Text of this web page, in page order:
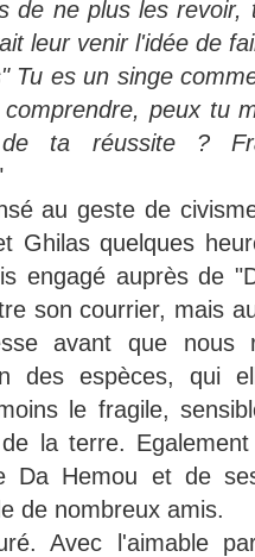
de ne plus les revoir,
leur venir l'idée de
Tu es un singe
peux tu
ta réussite ?
au geste de
Ghilas quelques
engagé auprès de
son courrier, mais
avant que nous
des espèces, qui
le fragile,
la terre.
Da Hemou et de
de nombreux amis.
Avec l'aimable